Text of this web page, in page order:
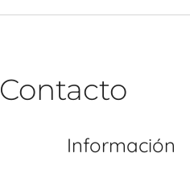
Contacto
Información